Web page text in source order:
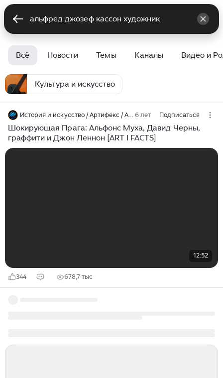
Всё Новости Темы Каналы Видео и
Культура и искусство
История и искусство / Артифекс / ARTIFEX.RU 6 лет Подписаться
Шокирующая Прага: Альфонс Муха, Давид Черны,
граффити и Джон Леннон [ART I FACTS]
12:52
344 678,7 тыс